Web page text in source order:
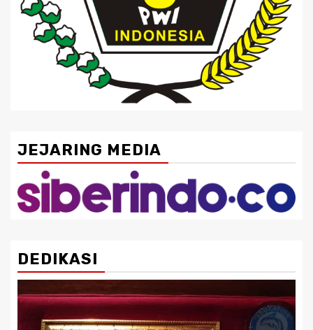
JEJARING MEDIA
DEDIKASI